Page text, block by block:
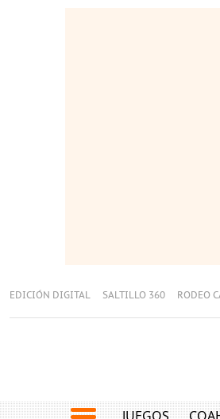
EDICIÓN DIGITAL SALTILLO 360 RODEO